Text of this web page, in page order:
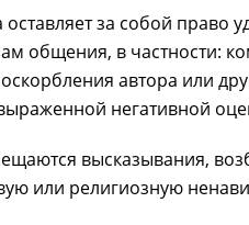
за собой право
общения, в частности:
автора или
негативной
высказывания,
или религиозную